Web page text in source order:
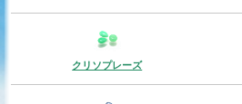
クリソプレーズ